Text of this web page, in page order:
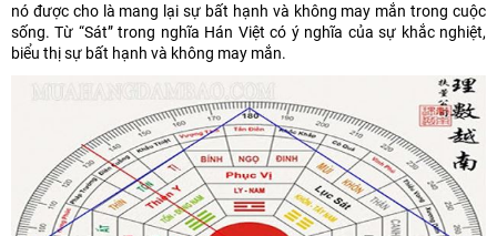
nó được cho là mang lại sự bất hạnh và không may mắn trong cuộc
sống. Từ “Sát” trong nghĩa Hán Việt có ý nghĩa của sự khắc nghiệt,
biểu thị sự bất hạnh và không may mắn.
Xem tuổi hợp